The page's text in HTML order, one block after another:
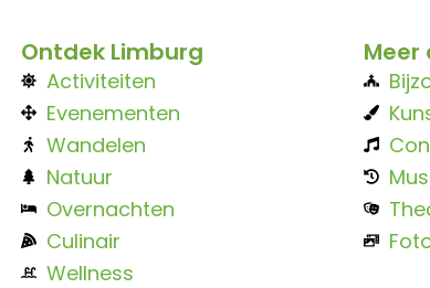
Ontdek Limburg
Activiteiten
Evenementen
Wandelen
Natuur
Overnachten
Culinair
Wellness
Meer